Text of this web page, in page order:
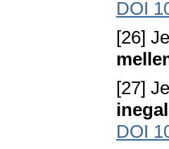
DOI
[26]
[27]
DOI